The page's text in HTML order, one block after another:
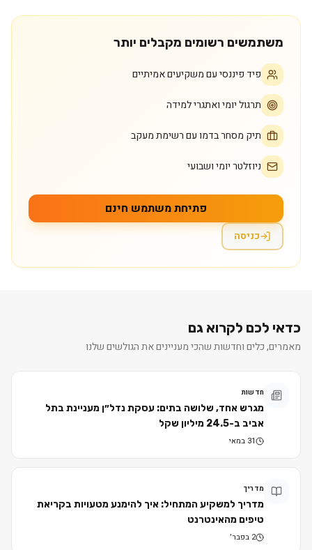
משתמשים רשומים מקבלים יותר
פיד פיננסי עם משקיעים אמיתיים
תרגול יומי ואתגרי למידה
תיק מסחר בדמו עם רשימת מעקב
ניוזלטר יומי ושבועי
פתיחת משתמש חינם
כניסה
כדאי לכם לקרוא גם
מאמרים, כלים וחדשות שהכי מעניינים את הגולשים שלנו
חדשות
מגרש אחד, שלושה בתים: עסקת נדל״ן מעניינת בתל
אביב ב-24.5 מיליון שקל
31 במאי
מדריך
מדריך למשקיע המתחיל: איך להימנע מטעויות בקריאת
טיפים מהאינטרנט
2 בפבר׳